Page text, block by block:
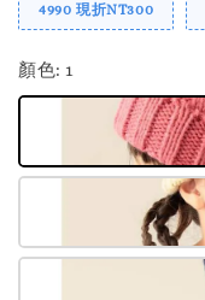
4990 現折NT300
顏色: 1